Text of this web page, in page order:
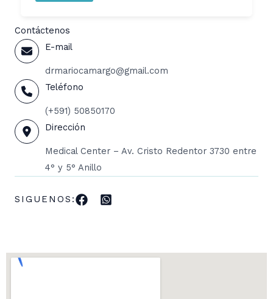
Contáctenos
E-mail
drmariocamargo@gmail.com
Teléfono
(+591) 50850170
Dirección
Medical Center – Av. Cristo Redentor 3730 entre
4° y 5° Anillo
SIGUENOS: